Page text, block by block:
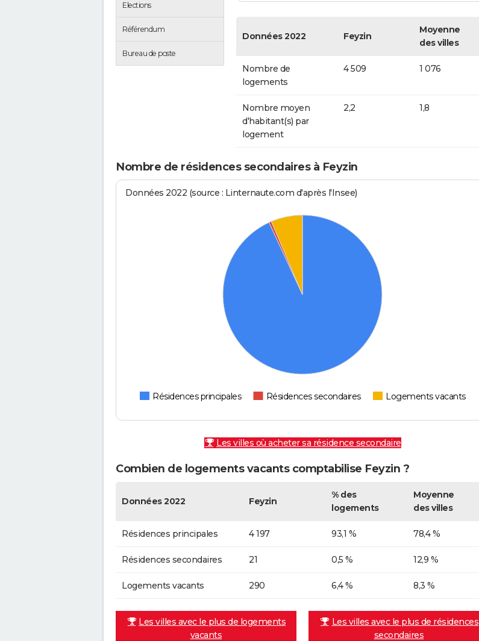
Elections
Référendum
Bureau de poste
Données 2022 Feyzin
Moyenne
des villes
Nombre de
logements
4 509 1 076
Nombre moyen
d'habitant(s) par
logement
2,2 1,8
Nombre de résidences secondaires à Feyzin
Données 2022 (source : Linternaute.com d'après l'Insee)
Résidences principales Résidences secondaires Logements vacants
Les villes où acheter sa résidence secondaire
Combien de logements vacants comptabilise Feyzin ?
Données 2022 Feyzin
% des
logements
Moyenne
des villes
Résidences principales 4 197 93,1 % 78,4 %
Résidences secondaires 21 0,5 % 12,9 %
Logements vacants 290 6,4 % 8,3 %
Les villes avec le plus de logements
vacants
Les villes avec le plus de résidences
secondaires